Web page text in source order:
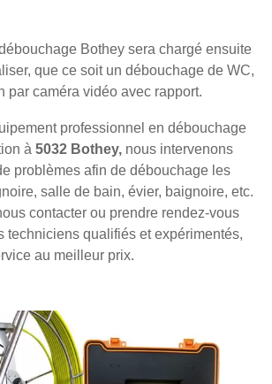
Bothey sera chargé ensuite
que ce soit un débouchage de WC,
par caméra vidéo avec rapport.
professionnel en débouchage
à 5032 Bothey, nous intervenons
problèmes afin de débouchage les
salle de bain, évier, baignoire, etc.
contacter ou prendre rendez-vous
techniciens qualifiés et expérimentés,
au meilleur prix.